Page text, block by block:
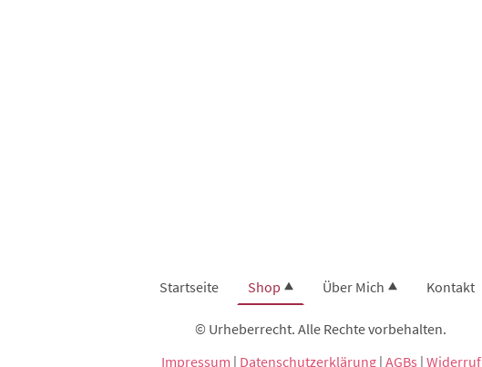
Startseite Shop Über Mich Kontakt
© Urheberrecht. Alle Rechte vorbehalten.
Impressum | Datenschutzerklärung| AGBs | Widerruf